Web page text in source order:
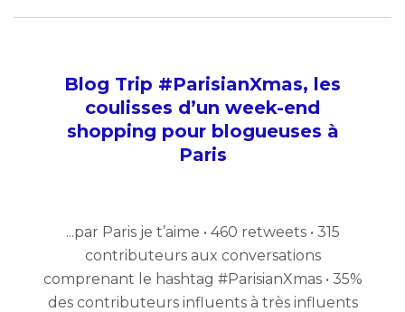
Blog Trip #ParisianXmas, les
coulisses d’un week-end
shopping pour blogueuses à
Paris
...par Paris je t’aime • 460 retweets • 315
contributeurs aux conversations
comprenant le hashtag #ParisianXmas • 35%
des contributeurs influents à très influents